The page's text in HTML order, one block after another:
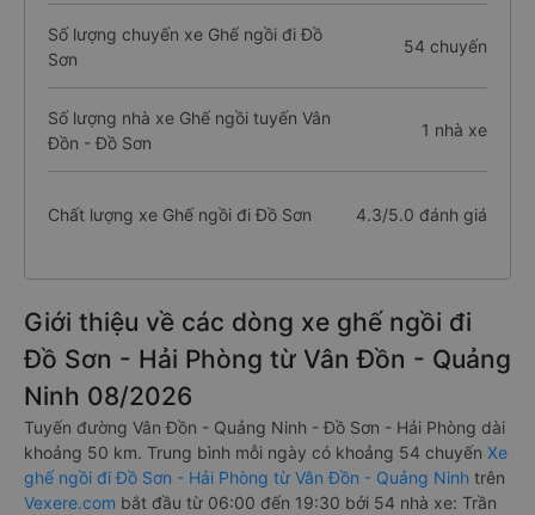
Số lượng chuyến xe Ghế ngồi đi Đồ
Sơn
54 chuyến
Số lượng nhà xe Ghế ngồi tuyến Vân
Đồn - Đồ Sơn
1 nhà xe
Chất lượng xe Ghế ngồi đi Đồ Sơn 4.3/5.0 đánh giá
Giới thiệu về các dòng xe ghế ngồi đi
Đồ Sơn - Hải Phòng từ Vân Đồn - Quảng
Ninh 08/2026
Tuyến đường Vân Đồn - Quảng Ninh - Đồ Sơn - Hải Phòng dài
khoảng 50 km. Trung bình mỗi ngày có khoảng 54 chuyến Xe
ghế ngồi đi Đồ Sơn - Hải Phòng từ Vân Đồn - Quảng Ninh trên
Vexere.com bắt đầu từ 06:00 đến 19:30 bởi 54 nhà xe: Trần